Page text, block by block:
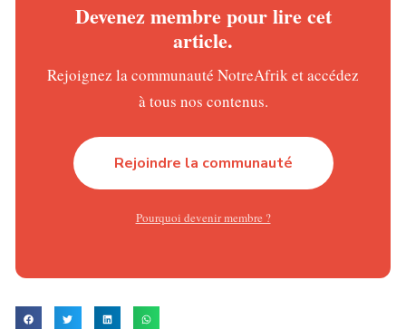
des drames routiers.
en direct sur notre chaîneWHATSAPP
Tolérance zéro contre les infractions majeures
Face à la gravité de la situation, le ministère annonce un
durcissement immédiat des contrôles. Une politique de
infractions récurrentes. Sont notamment visés l’absence
; la conduite sous l’emprise de l’alcool ; les surcharges
des véhicules de transport de marchandises et le
Devenez membre pour lire cet
article.
Rejoignez la communauté NotreAfrik et accédez
à tous nos contenus.
Rejoindre la communauté
Pourquoi devenir membre ?